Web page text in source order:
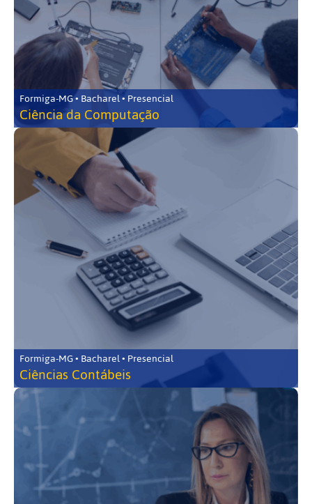
Formiga-MG • Bacharel • Presencial
Ciência da Computação
Formiga-MG • Bacharel • Presencial
Ciências Contábeis